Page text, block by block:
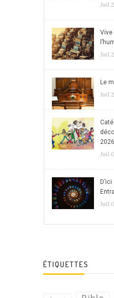
Juil
Vive
Juil
Le
Juil
Juil
Juil
ÉTIQUETTES